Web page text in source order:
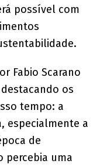
possível com
Fabio Scarano
os
tempo: a
especialmente a
de
percebia uma